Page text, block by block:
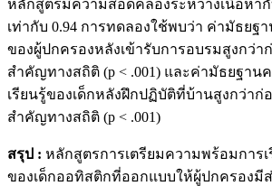
หลักสูตรมีความสอดคล้องระหว่างเนื้อหา
เท่ากับ 0.94 การทดลองใช้พบว่า ค่ามัธยฐ
ของผู้ปกครองหลังเข้ารับการอบรมสูงกว่
สำคัญทางสถิติ (p < .001) และค่ามัธยฐาน
เรียนรู้ของเด็กหลังฝึกปฏิบัติที่บ้านสูงกว่าก่
สำคัญทางสถิติ (p < .001)
สรุป : หลักสูตรการเตรียมความพร้อมการ
ของเด็กออทิสติกที่ออกแบบให้ผู้ปกครองมี